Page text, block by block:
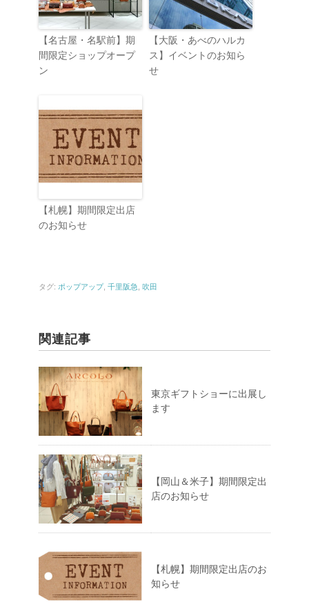
【名古屋・名駅前】期
間限定ショップオープ
ン
【大阪・あべのハルカ
ス】イベントのお知ら
せ
【札幌】期間限定出店
のお知らせ
タグ: ポップアップ, 千里阪急 吹田
関連記事
東京ギフトショーに出展し
ます
【岡山＆米子】期間限定出
店のお知らせ
【札幌】期間限定出店のお
知らせ